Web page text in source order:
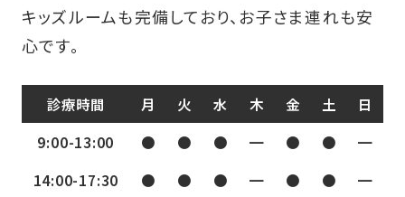
キッズルームも完備しており、お子さま連れも安
心です。
診療時間 月 火 水 木 金 土
日
9:00-13:00
● ● ● ━ ● ●
━
14:00-17:30
● ● ● ━ ● ● ━